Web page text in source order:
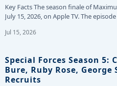
Key Facts The season finale of
July 15, 2026, on Apple TV. The
Jul 15, 2026
Special Forces Season 5:
Bure, Ruby Rose, George
Recruits